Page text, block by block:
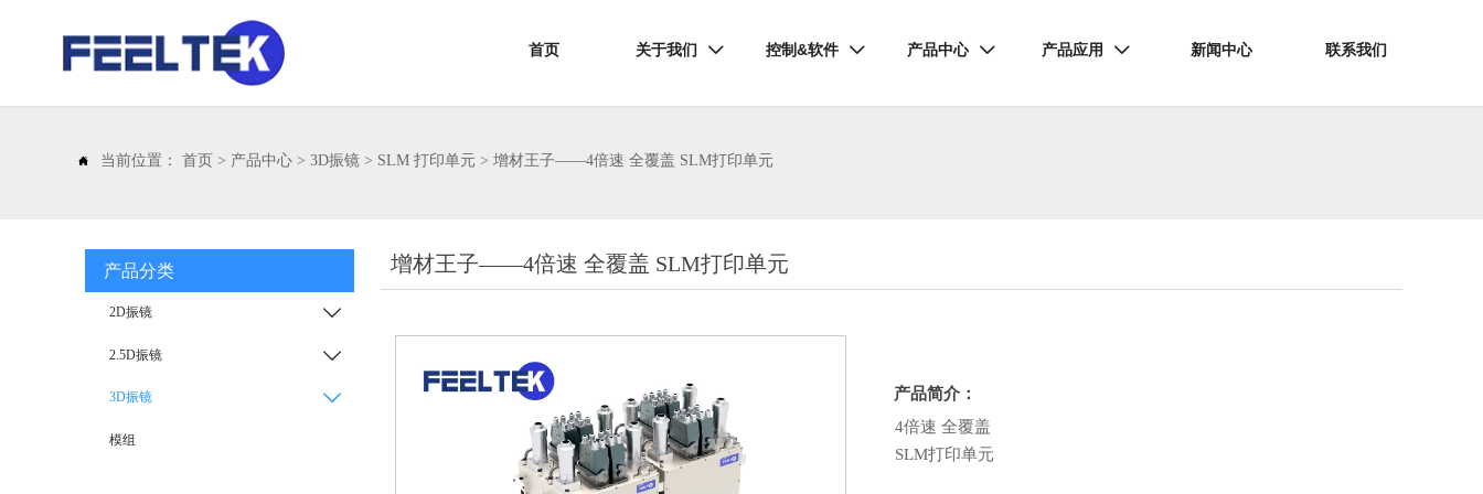
首页 关于我们  控制&软件  产品中心  产品应用  新闻中心 联系我们
 当前位置：首页 > 产品中心 >3D振镜 > SLM 打印单元 >增材王子——4倍速 全覆盖 SLM打印单元
产品分类
2D振镜 
2.5D振镜 
3D振镜 
模组
增材王子——4倍速 全覆盖 SLM打印单元
产品简介：
4倍速 全覆盖
SLM打印单元